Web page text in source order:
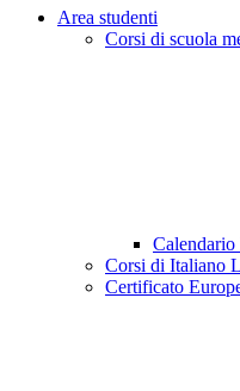
Area studenti
Corsi di scuola
Calendario
Corsi di Italiano
Certificato